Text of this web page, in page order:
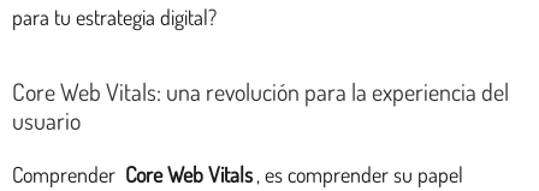
para tu estrategia digital?
Core Web Vitals: una revolución para la experiencia del
usuario
Comprender Core Web Vitals , es comprender su papel